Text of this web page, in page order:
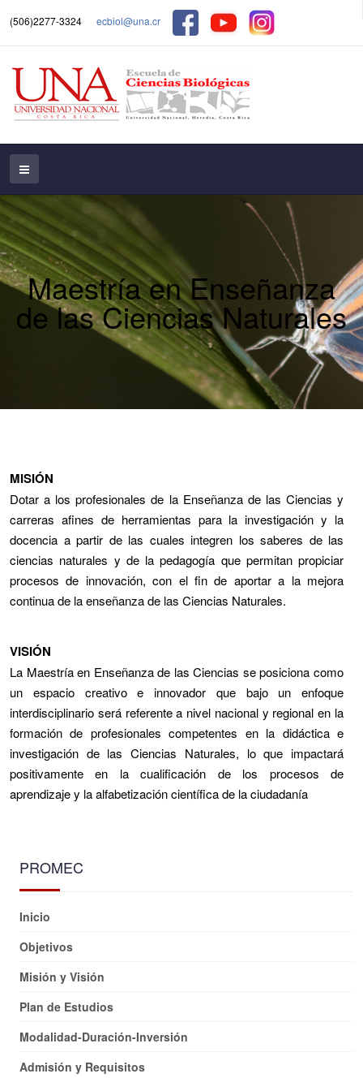
(506)2277-3324 ecbiol@una.cr
Maestría en Enseñanza
de las Ciencias Naturales
MISIÓN
Dotar a los profesionales de la Enseñanza de las Ciencias y
carreras afines de herramientas para la investigación y la
docencia a partir de las cuales integren los saberes de las
ciencias naturales y de la pedagogía que permitan propiciar
procesos de innovación, con el fin de aportar a la mejora
continua de la enseñanza de las Ciencias Naturales.
VISIÓN
La Maestría en Enseñanza de las Ciencias se posiciona como
un espacio creativo e innovador que bajo un enfoque
interdisciplinario será referente a nivel nacional y regional en la
formación de profesionales competentes en la didáctica e
investigación de las Ciencias Naturales, lo que impactará
positivamente en la cualificación de los procesos de
aprendizaje y la alfabetización científica de la ciudadanía
PROMEC
Inicio
Objetivos
Misión y Visión
Plan de Estudios
Modalidad-Duración-Inversión
Admisión y Requisitos